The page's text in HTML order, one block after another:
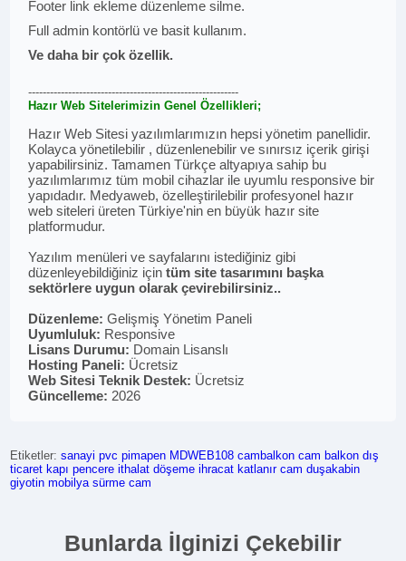
Footer link ekleme düzenleme silme.
Full admin kontörlü ve basit kullanım.
Ve daha bir çok özellik.
----------------------------------------------------------
Hazır Web Sitelerimizin Genel Özellikleri;
Hazır Web Sitesi yazılımlarımızın hepsi yönetim panellidir.
Kolayca yönetilebilir , düzenlenebilir ve sınırsız içerik girişi
yapabilirsiniz. Tamamen Türkçe altyapıya sahip bu
yazılımlarımız tüm mobil cihazlar ile uyumlu responsive bir
yapıdadır. Medyaweb, özelleştirilebilir profesyonel hazır
web siteleri üreten Türkiye'nin en büyük hazır site
platformudur.
Yazılım menüleri ve sayfalarını istediğiniz gibi
düzenleyebildiğiniz içintüm site tasarımını başka
sektörlere uygun olarak çevirebilirsiniz..
Düzenleme:Gelişmiş Yönetim Paneli
Uyumluluk: Responsive
Lisans Durumu: Domain Lisanslı
Hosting Paneli: Ücretsiz
Web Sitesi Teknik Destek: Ücretsiz
Güncelleme: 2026
Etiketler:sanayi pvc pimapen MDWEB108 cambalkon cam balkon dış
ticaret kapı pencere ithalat döşeme ihracat katlanır cam duşakabin
giyotin mobilya sürme cam
Bunlarda İlginizi Çekebilir